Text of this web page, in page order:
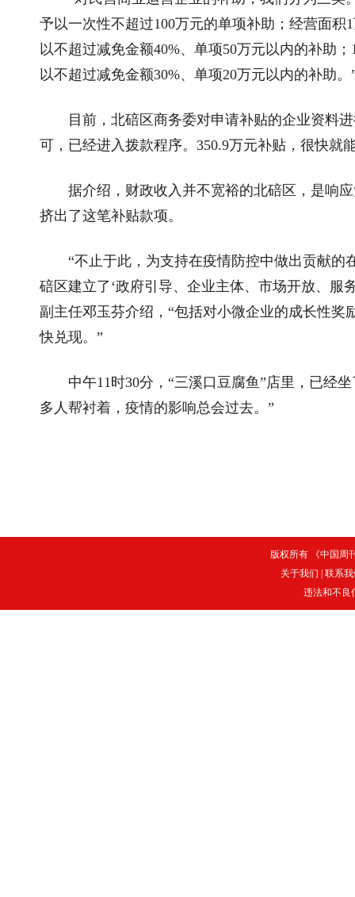
予以一次性不超过100万元的单项补助；经营面
以不超过减免金额40%、单项50万元以内的补助
以不超过减免金额30%、单项20万元以内的补助。
目前，北碚区商务委对申请补贴的企业资料进
可，已经进入拨款程序。350.9万元补贴，很快就
据介绍，财政收入并不宽裕的北碚区，是响应
挤出了这笔补贴款项。
“不止于此，为支持在疫情防控中做出贡献的
碚区建立了‘政府引导、企业主体、市场开放、服
副主任邓玉芬介绍，“包括对小微企业的成长性
快兑现。”
中午11时30分，“三溪口豆腐鱼”店里，已经坐
多人帮衬着，疫情的影响总会过去。”
版权所有 《中国周
关于我们
联系
违法和不良